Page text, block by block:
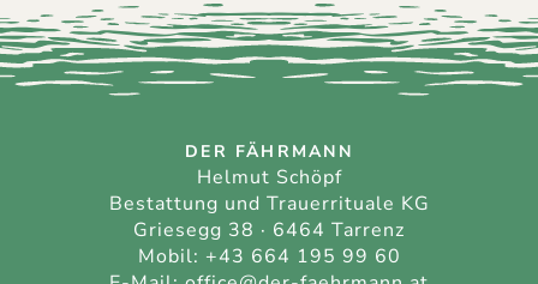
DER FÄHRMANN
Helmut Schöpf
Bestattung und Trauerrituale KG
Griesegg 38 · 6464 Tarrenz
Mobil: +43 664 195 99 60